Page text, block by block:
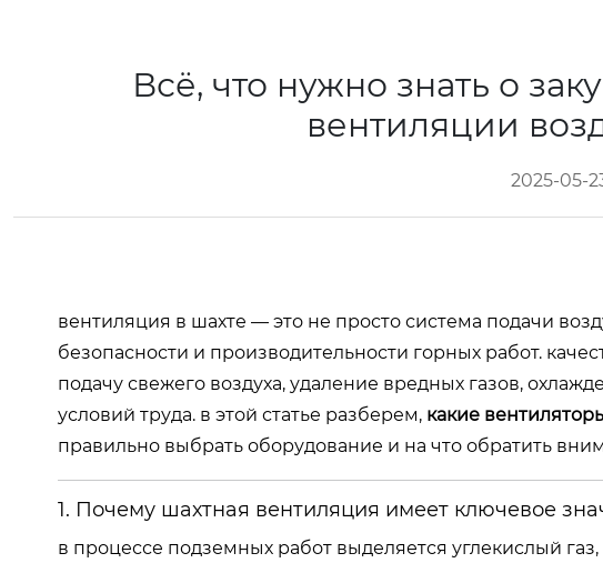
Всё, что нужно знать о
вентиляции
2025-05-
вентиляция в шахте — это не просто система подачи
безопасности и производительности горных работ.
подачу свежего воздуха, удаление вредных газов,
условий труда. в этой статье разберем, какие
правильно выбрать оборудование и на что обратить
1. Почему шахтная вентиляция имеет ключевое
в процессе подземных работ выделяется углекислый